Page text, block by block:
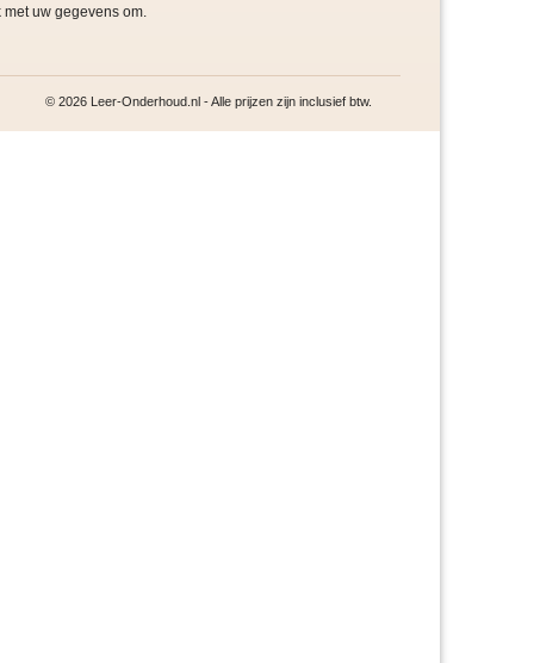
uw gegevens om.
© 2026 Leer-Onderhoud.nl - Alle prijzen zijn inclusief btw.